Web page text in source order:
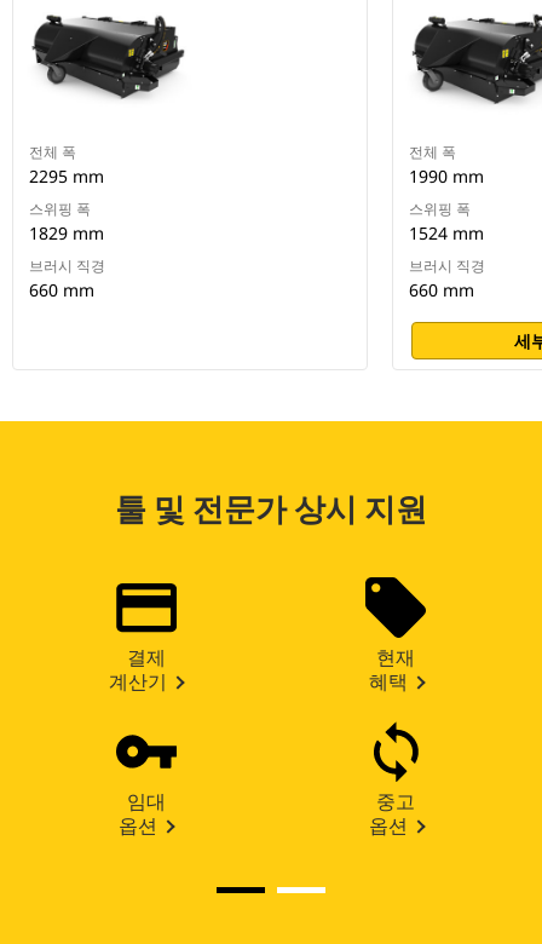
전체 폭
2295 mm
스위핑 폭
1829 mm
브러시 직경
660 mm
전체 폭
1990 mm
스위핑 폭
1524 mm
브러시 직경
660 mm
세
툴 및 전문가 상시 지원
결제
계산기
현재
혜택
임대
옵션
중고
옵션